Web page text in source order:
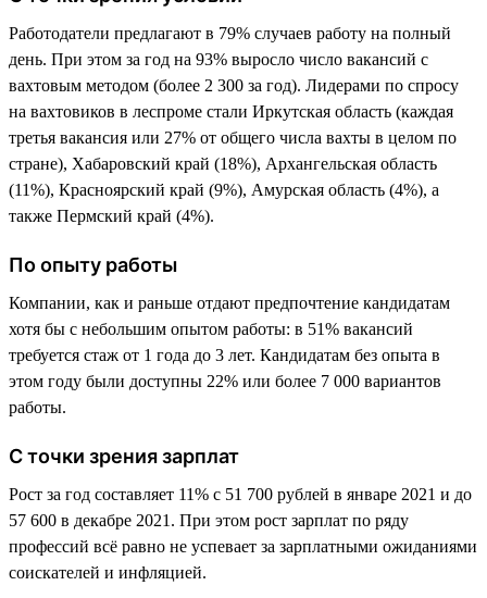
Работодатели предлагают в 79% случаев работу на полный
день. При этом за год на 93% выросло число вакансий с
вахтовым методом (более 2 300 за год). Лидерами по спросу
на вахтовиков в леспроме стали Иркутская область (каждая
третья вакансия или 27% от общего числа вахты в целом по
стране), Хабаровский край (18%), Архангельская область
(11%), Красноярский край (9%), Амурская область (4%), а
также Пермский край (4%).
По опыту работы
Компании, как и раньше отдают предпочтение кандидатам
хотя бы с небольшим опытом работы: в 51% вакансий
требуется стаж от 1 года до 3 лет. Кандидатам без опыта в
этом году были доступны 22% или более 7 000 вариантов
работы.
С точки зрения зарплат
Рост за год составляет 11% с 51 700 рублей в январе 2021 и до
57 600 в декабре 2021. При этом рост зарплат по ряду
профессий всё равно не успевает за зарплатными ожиданиями
соискателей и инфляцией.